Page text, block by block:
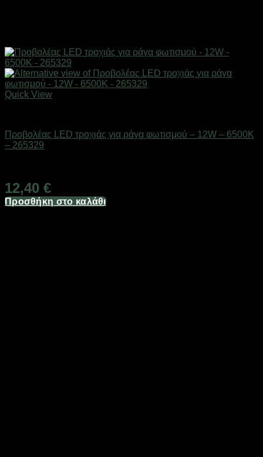
Quick View
Προβολέας LED τροχιάς για ράγα φωτισμού – 12W – 6500K
– 265329
12,40 €
Προσθήκη στο καλάθι